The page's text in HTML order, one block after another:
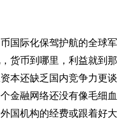
国际化保驾护航的全球军
货币到哪里，利益就到那
本还缺乏国内竞争力更谈
金融网络还没有像毛细血
国机构的经费或跟着好大